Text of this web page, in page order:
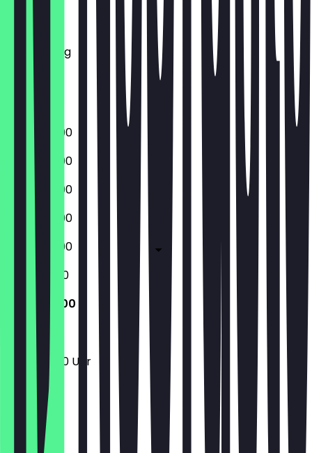
Dienstag
Mittwoch
Donnerstag
Freitag
Samstag
Sonntag
12:00 - 20:00
12:00 - 20:00
12:00 - 20:00
12:00 - 20:00
12:00 - 20:00
12:00 - 19:00
12:00 - 19:00
12:00 - 19:00 Uhr